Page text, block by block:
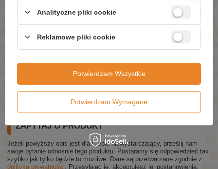
£5.89 (-20% Promocja czasowa)
£4.71
Eveline 3 X Acid Therapy AHA BHA PHA Miracle Tonik
Peelingujący 110ml
£5.99 (-15% Promocja czasowa)
£5.09
ZAPYTAJ O PRODUKT
Jeżeli powyższy opis jest dla Ciebie niewystarczający, prześlij nam
swoje pytanie odnośnie tego produktu. Postaramy się odpowiedzieć tak
szybko jak tylko będzie to możliwe. Dane są przetwarzane zgodnie z
polityką prywatności . Przesyłając je, akceptujesz jej postanowienia.
Analityczne pliki cookie
Reklamowe pliki cookie
Potwierdzam Wymagane
Potwierdzam Wszystkie